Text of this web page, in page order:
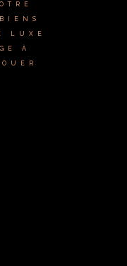
LUXE
À